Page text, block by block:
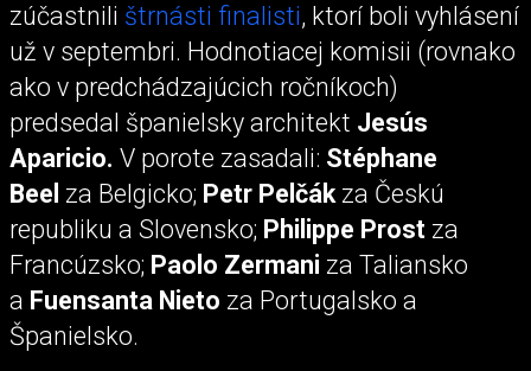
zúčastnili štrnásti finalisti, ktorí boli vyhlásení
už v septembri. Hodnotiacej komisii (rovnako
ako v predchádzajúcich ročníkoch)
predsedal španielsky architekt Jesús
Aparicio. V porote zasadali: Stéphane
Beel za Belgicko; Petr Pelčákza Českú
republiku a Slovensko; Philippe Prost za
Francúzsko; Paolo Zermani za Taliansko
a Fuensanta Nieto za Portugalsko a
Španielsko.